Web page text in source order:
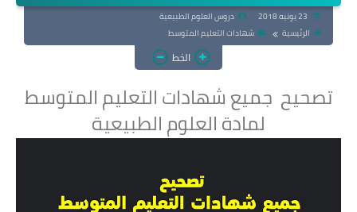
دروس العلوم الطبيعية
الرئيسية
شهادات التعليم المتوسط
الخط
تصحيح جميع شهادات التعليم المتوسط
لمادة العلوم الطبيعية